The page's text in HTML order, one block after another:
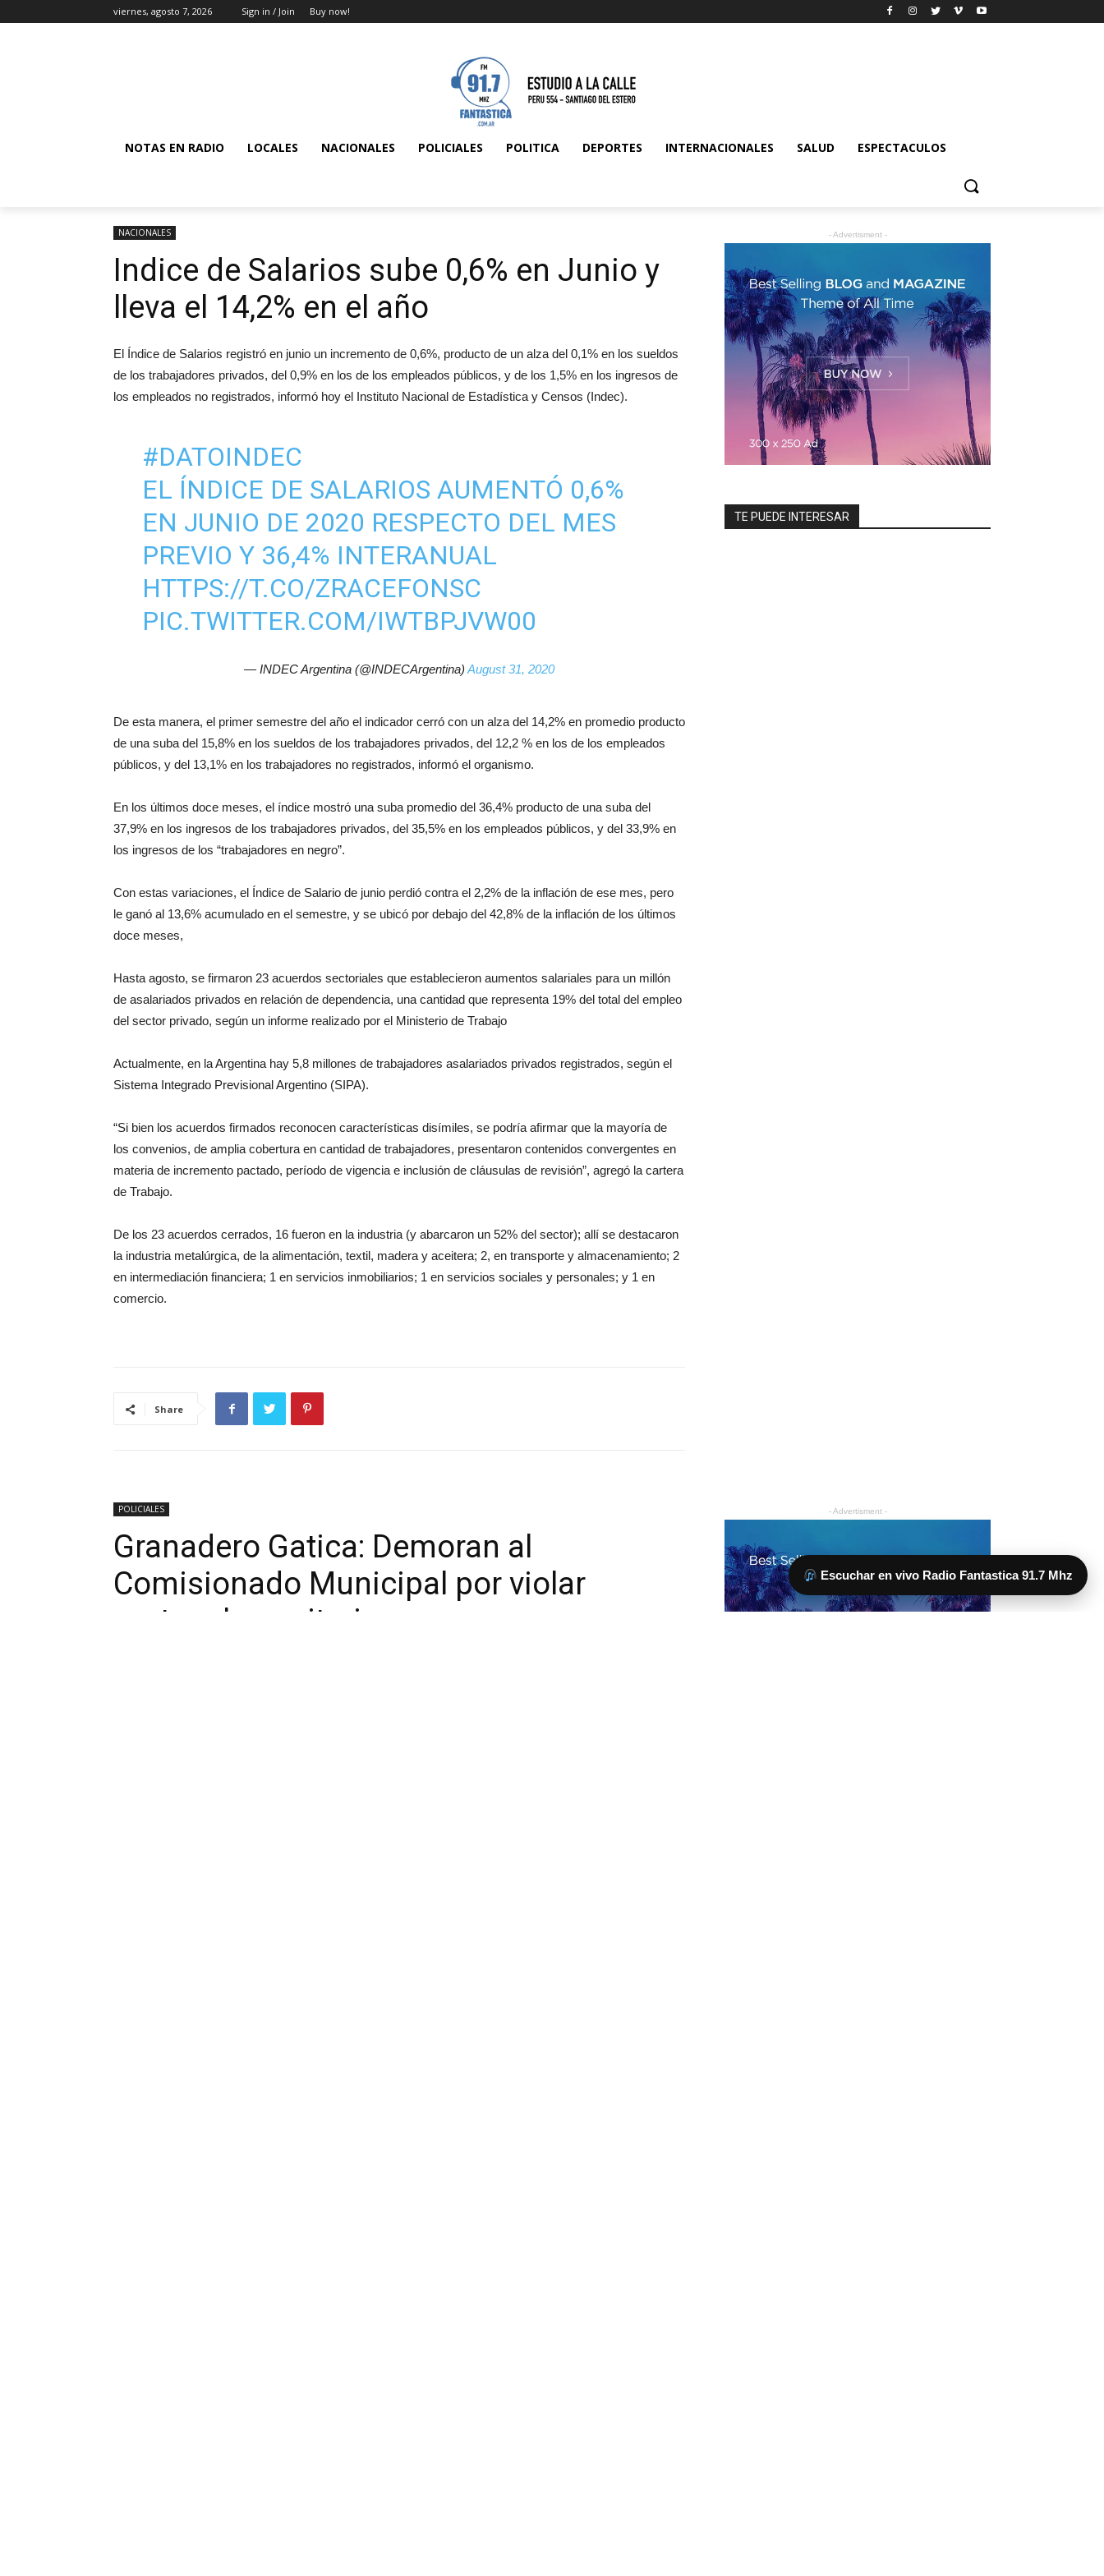
Escuchar en vivo Radio Fantastica 91.7 Mhz
viernes, agosto 7, 2026 Sign in / Join Buy now!
NOTAS EN RADIO LOCALES NACIONALES POLICIALES POLITICA DEPORTES INTERNACIONALES SALUD ESPECTACULOS
NACIONALES
Indice de Salarios sube 0,6% en Junio y
lleva el 14,2% en el año
El Índice de Salarios registró en junio un incremento de 0,6%, producto de un alza del 0,1% en los sueldos
de los trabajadores privados, del 0,9% en los de los empleados públicos, y de los 1,5% en los ingresos de
los empleados no registrados, informó hoy el Instituto Nacional de Estadística y Censos (Indec).
#DATOINDEC
EL ÍNDICE DE SALARIOS AUMENTÓ 0,6%
EN JUNIO DE 2020 RESPECTO DEL MES
PREVIO Y 36,4% INTERANUAL
HTTPS://T.CO/ZRACEFONSC
PIC.TWITTER.COM/IWTBPJVW00
— INDEC Argentina (@INDECArgentina) August 31, 2020
De esta manera, el primer semestre del año el indicador cerró con un alza del 14,2% en promedio producto
de una suba del 15,8% en los sueldos de los trabajadores privados, del 12,2 % en los de los empleados
públicos, y del 13,1% en los trabajadores no registrados, informó el organismo.
En los últimos doce meses, el índice mostró una suba promedio del 36,4% producto de una suba del
37,9% en los ingresos de los trabajadores privados, del 35,5% en los empleados públicos, y del 33,9% en
los ingresos de los “trabajadores en negro”.
Con estas variaciones, el Índice de Salario de junio perdió contra el 2,2% de la inflación de ese mes, pero
le ganó al 13,6% acumulado en el semestre, y se ubicó por debajo del 42,8% de la inflación de los últimos
doce meses,
Hasta agosto, se firmaron 23 acuerdos sectoriales que establecieron aumentos salariales para un millón
de asalariados privados en relación de dependencia, una cantidad que representa 19% del total del empleo
del sector privado, según un informe realizado por el Ministerio de Trabajo
Actualmente, en la Argentina hay 5,8 millones de trabajadores asalariados privados registrados, según el
Sistema Integrado Previsional Argentino (SIPA).
“Si bien los acuerdos firmados reconocen características disímiles, se podría afirmar que la mayoría de
los convenios, de amplia cobertura en cantidad de trabajadores, presentaron contenidos convergentes en
materia de incremento pactado, período de vigencia e inclusión de cláusulas de revisión”, agregó la cartera
de Trabajo.
De los 23 acuerdos cerrados, 16 fueron en la industria (y abarcaron un 52% del sector); allí se destacaron
la industria metalúrgica, de la alimentación, textil, madera y aceitera; 2, en transporte y almacenamiento; 2
en intermediación financiera; 1 en servicios inmobiliarios; 1 en servicios sociales y personales; y 1 en
comercio.
Share
- Advertisment -
TE PUEDE INTERESAR